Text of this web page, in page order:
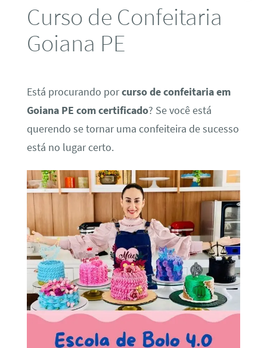
Curso de Confeitaria
Goiana PE
Está procurando porcurso de confeitaria em
Goiana PE com certificado? Se você está
querendo se tornar uma confeiteira de sucesso
está no lugar certo.